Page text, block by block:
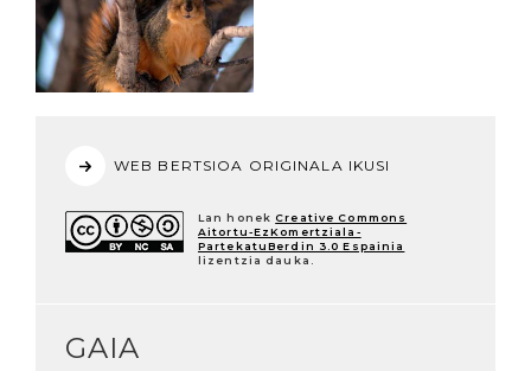
WEB BERTSIOA ORIGINALA IKUSI
Lan honek Creative Commons
Aitortu-EzKomertziala-
PartekatuBerdin 3.0 Espainia
lizentzia dauka.
GAIA